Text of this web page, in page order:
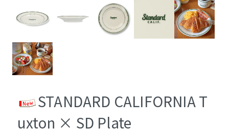
STANDARD CALIFORNIA T
uxton × SD Plate